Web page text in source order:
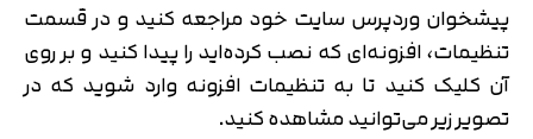
پیشخوان وردپرس سایت خود مراجعه کنید و در قسمت
تنظیمات، افزونه‌ای که نصب کرده‌اید را پیدا کنید و بر روی
آن کلیک کنید تا به تنظیمات افزونه وارد شوید که در
تصویر زیر می‌توانید مشاهده کنید.